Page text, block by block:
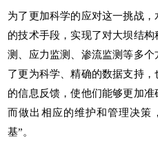
为了更加科学的应对这一挑战
的技术手段，实现了对大坝结
测、应力监测、渗流监测等多
了更为科学、精确的数据支持
的信息反馈，使他们能够更加
而做出相应的维护和管理决策
基”。